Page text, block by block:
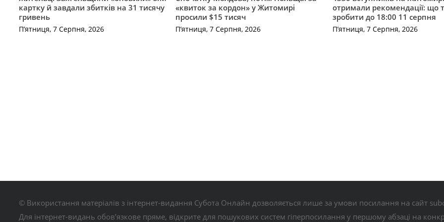
картку й завдали збитків на 31 тисячу
гривень
П’ятниця, 7 Серпня, 2026
«квиток за кордон» у Житомирі
просили $15 тисяч
П’ятниця, 7 Серпня, 2026
отримали рекомендації: що
зробити до 18:00 11 серпня
П’ятниця, 7 Серпня, 2026
© Використання матеріалів з інтернет-видання Субота Онлайн дозволяється лише за умови посилання на сайт
Для інтернет-видань обов’язкове пряме, відкрите для пошукових систем гіперпосилання у першому абзаці на